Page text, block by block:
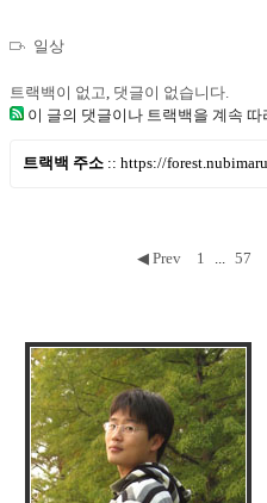
일상
트랙백이 없고, 댓글이 없습니다.
이 글의 댓글이나 트랙백을 계속
트랙백 주소 :: https://
◀ Prev 1 ... 57